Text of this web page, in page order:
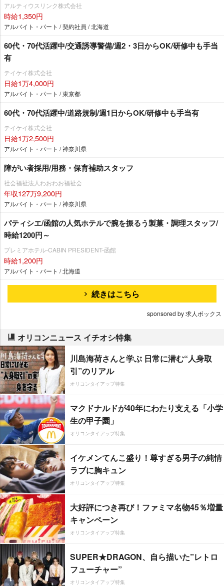
アルティウスリンク株式会社
時給1,350円
アルバイト・パート / 契約社員 / 北海道
60代・70代活躍中/交通誘導警備/週2・3日からOK/研修中も手当
有
テイケイ株式会社
日給1万4,000円
アルバイト・パート / 東京都
60代・70代活躍中/道路規制/週1日からOK/研修中も手当有
テイケイ株式会社
日給1万2,500円
アルバイト・パート / 神奈川県
障がい者採用/用務・保育補助スタッフ
社会福祉法人わおわお福祉会
年収127万9,200円
アルバイト・パート / 神奈川県
パティシエ/函館の人気ホテルで腕を振るう製菓・調理スタッフ/
時給1200円～
プレミアホテル-CABIN PRESIDENT-函館
時給1,200円
アルバイト・パート / 北海道
続きはこちら
sponsored by 求人ボックス
オリコンニュース イチオシ特集
川島海荷さんと学ぶ 日常に潜む“人身取
引”のリアル
オリコンタイアップ特集
マクドナルドが40年にわたり支える「小学
生の甲子園」
オリコンタイアップ特集
イケメンてんこ盛り！尊すぎる男子の純情
ラブに胸キュン
オリコンタイアップ特集
大好評につき再び！ファミマ名物45％増量
キャンペーン
オリコンタイアップ特集
SUPER★DRAGON、自ら描いた”レトロ
フューチャー”
オリコンタイアップ特集